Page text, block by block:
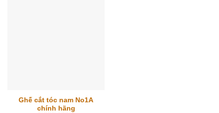
Ghế cắt tóc nam No1A
chính hãng